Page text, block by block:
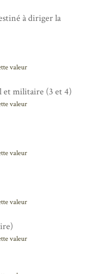
à diriger la
valeur
militaire (3 et 4)
valeur
valeur
valeur
valeur